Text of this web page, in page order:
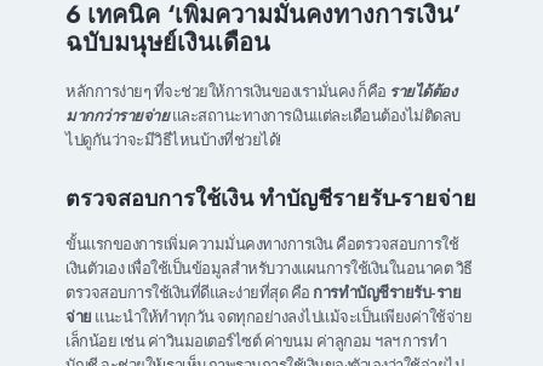
6 เทคนิค ‘เพิ่มความมั่นคงทางการเงิน’
ฉบับมนุษย์เงินเดือน
หลักการง่ายๆ ที่จะช่วยให้การเงินของเรามั่นคง ก็คือ รายได้ต้อง
มากกว่ารายจ่ายและสถานะทางการเงินแต่ละเดือนต้องไม่ติดลบ
ไปดูกันว่าจะมีวิธีไหนบ้างที่ช่วยได้!
ตรวจสอบการใช้เงิน ทำบัญชีรายรับ-รายจ่าย
ขั้นแรกของการเพิ่มความมั่นคงทางการเงิน คือตรวจสอบการใช้
เงินตัวเอง เพื่อใช้เป็นข้อมูลสำหรับวางแผนการใช้เงินในอนาคต วิธี
ตรวจสอบการใช้เงินที่ดีและง่ายที่สุด คือ การทำบัญชีรายรับ-ราย
จ่าย แนะนำให้ทำทุกวัน จดทุกอย่างลงไปแม้จะเป็นเพียงค่าใช้จ่าย
เล็กน้อย เช่น ค่าวินมอเตอร์ไซต์ ค่าขนม ค่าลูกอม ฯลฯ การทำ